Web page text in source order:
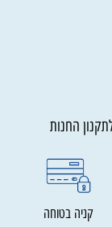
קניה בטוחה